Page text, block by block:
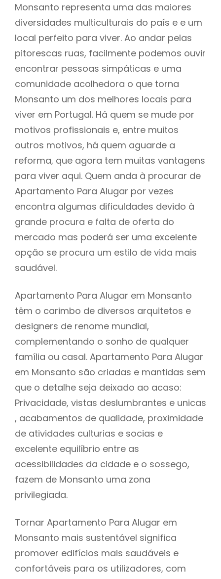
Monsanto representa uma das maiores
diversidades multiculturais do país e e um
local perfeito para viver. Ao andar pelas
pitorescas ruas, facilmente podemos ouvir
encontrar pessoas simpáticas e uma
comunidade acolhedora o que torna
Monsanto um dos melhores locais para
viver em Portugal. Há quem se mude por
motivos profissionais e, entre muitos
outros motivos, há quem aguarde a
reforma, que agora tem muitas vantagens
para viver aqui. Quem anda à procurar de
Apartamento Para Alugar por vezes
encontra algumas dificuldades devido à
grande procura e falta de oferta do
mercado mas poderá ser uma excelente
opção se procura um estilo de vida mais
saudável.
Apartamento Para Alugar em Monsanto
têm o carimbo de diversos arquitetos e
designers de renome mundial,
complementando o sonho de qualquer
família ou casal. Apartamento Para Alugar
em Monsanto são criadas e mantidas sem
que o detalhe seja deixado ao acaso:
Privacidade, vistas deslumbrantes e unicas
, acabamentos de qualidade, proximidade
de atividades culturias e socias e
excelente equilíbrio entre as
acessibilidades da cidade e o sossego,
fazem de Monsanto uma zona
privilegiada.
Tornar Apartamento Para Alugar em
Monsanto mais sustentável significa
promover edifícios mais saudáveis e
confortáveis para os utilizadores, com